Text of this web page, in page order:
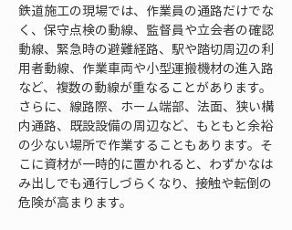
鉄道施工の現場では、作業員の通路だけでな
く、保守点検の動線、監督員や立会者の確認
動線、緊急時の避難経路、駅や踏切周辺の利
用者動線、作業車両や小型運搬機材の進入路
など、複数の動線が重なることがあります。
さらに、線路際、ホーム端部、法面、狭い構
内通路、既設設備の周辺など、もともと余裕
の少ない場所で作業することもあります。そ
こに資材が一時的に置かれると、わずかなは
み出しでも通行しづらくなり、接触や転倒の
危険が高まります。